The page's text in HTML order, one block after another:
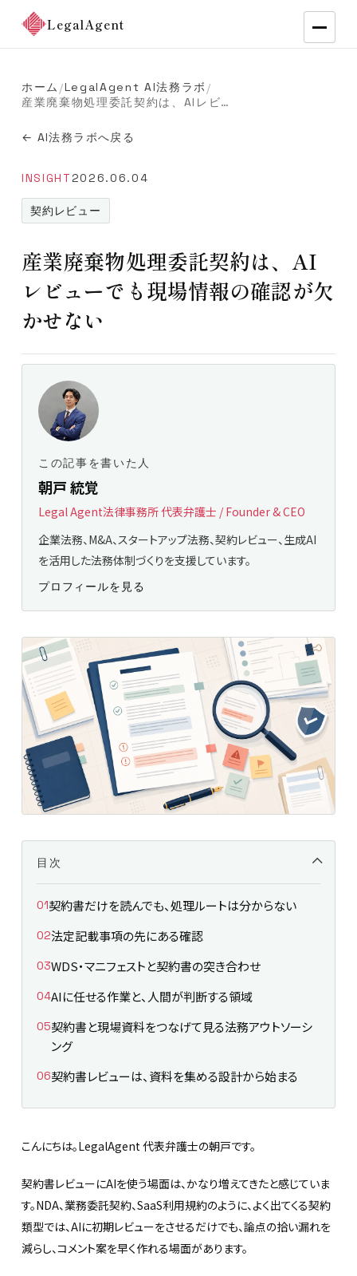
LegalAgent
ホーム /LegalAgent AI法務ラボ /
産業廃棄物処理委託契約は、AIレビューでも現場情報の確認が欠かせない
← AI法務ラボへ戻る
INSIGHT2026.06.04
契約レビュー
産業廃棄物処理委託契約は、AI
レビューでも現場情報の確認が欠
かせない
この記事を書いた人
朝戸 統覚
Legal Agent法律事務所 代表弁護士 / Founder & CEO
企業法務、M&A、スタートアップ法務、契約レビュー、生成AI
を活用した法務体制づくりを支援しています。
プロフィールを見る
目次
契約書だけを読んでも、処理ルートは分からない
法定記載事項の先にある確認
WDS・マニフェストと契約書の突き合わせ
AIに任せる作業と、人間が判断する領域
契約書と現場資料をつなげて見る法務アウトソーシ
ング
契約書レビューは、資料を集める設計から始まる
こんにちは。LegalAgent 代表弁護士の朝戸です。
契約書レビューにAIを使う場面は、かなり増えてきたと感じていま
す。NDA、業務委託契約、SaaS利用規約のように、よく出てくる契約
類型では、AIに初期レビューをさせるだけでも、論点の拾い漏れを
減らし、コメント案を早く作れる場面があります。